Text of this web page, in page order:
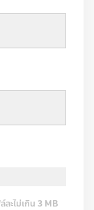
ะไม่เกิน 3 MB